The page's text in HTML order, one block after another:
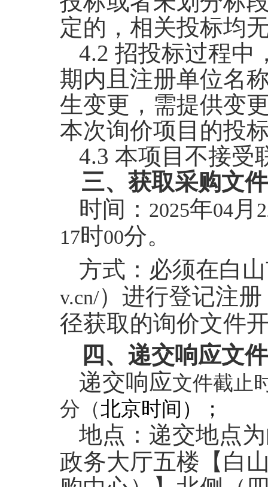
定的，相关投标均
4.2 招投标过程中
期内且注册单位名
生变更，需提供变
本次询价项目的投
4.3 本项目不接受
三、获取采购文件
时间： 2025年04月
17时00分。
方式： 必须在白
v.cn/）进行登记注
径获取的询价文件
四、递交响应文
递交响应文件截止
分（北京时间）；
地点： 递交地点
政务大厅五楼【白